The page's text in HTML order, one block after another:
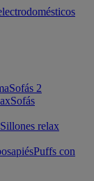
Sofás 2
Sofás
Sillones relax
Puffs con